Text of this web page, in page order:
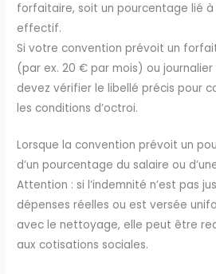
forfaitaire, soit un pourcentage lié
effectif.
Si votre convention prévoit un
(par ex. 20 € par mois) ou journalier
devez vérifier le libellé précis pour
les conditions d’octroi.
Lorsque la convention prévoit un
d’un pourcentage du salaire ou
Attention : si l’indemnité n’est pas
dépenses réelles ou est versée
avec le nettoyage, elle peut être
aux cotisations sociales.